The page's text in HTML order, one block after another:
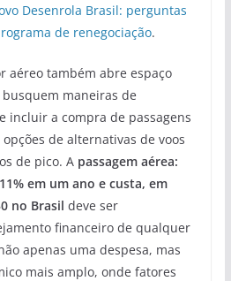
Desenrola Brasil: perguntas
de renegociação.
aéreo também abre espaço
maneiras de
incluir a compra de passagens
de alternativas de voos
de pico. A passagem aérea:
em um ano e custa, em
no Brasil deve ser
financeiro de qualquer
apenas uma despesa, mas
mais amplo, onde fatores